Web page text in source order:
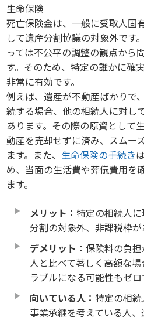
生命保険
死亡保険金は、一般に受取人固
して遺産分割協議の対象外です
っては不公平の調整の観点から
す。そのため、特定の誰かに確
非常に有効です。
例えば、遺産が不動産ばかりで
続する場合、他の相続人に対し
あります。その際の原資として
動産を売却せずに済み、スムー
ます。また、 生命保険の手続き
め、当面の生活費や葬儀費用を
ます。
メリット： 特定の相続人
分割の対象外、非課税枠が
デメリット：保険料の負
人と比べて著しく高額な
ラブルになる可能性もゼロ
向いている人： 特定の相続
事業承継を考えている人